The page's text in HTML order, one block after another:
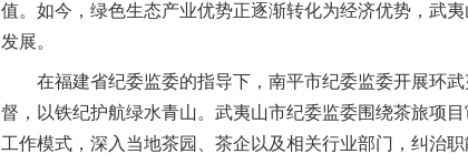
值。如今，绿色生态产业优势正逐渐转化为经济优势，武
发展。
在福建省纪委监委的指导下，南平市纪委监委开展环武
督，以铁纪护航绿水青山。武夷山市纪委监委围绕茶旅项
工作模式，深入当地茶园、茶企以及相关行业部门，纠治